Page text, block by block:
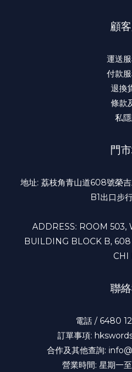
顧
運送
付款
退換
條款
私
門
地址: 荔枝角青山道608號榮
B1出口步
ADDRESS: ROOM 503,
BUILDING BLOCK B,
CHI
聯
電話 / 6480
訂單事項:
合作及其他查詢:
營業時間: 星期